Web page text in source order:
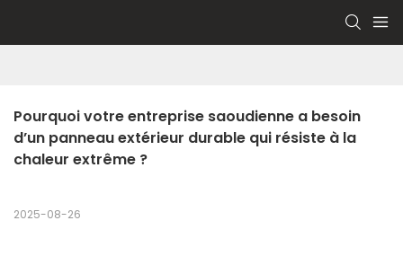
Pourquoi votre entreprise saoudienne a besoin
d’un panneau extérieur durable qui résiste à la
chaleur extrême ?
2025-08-26